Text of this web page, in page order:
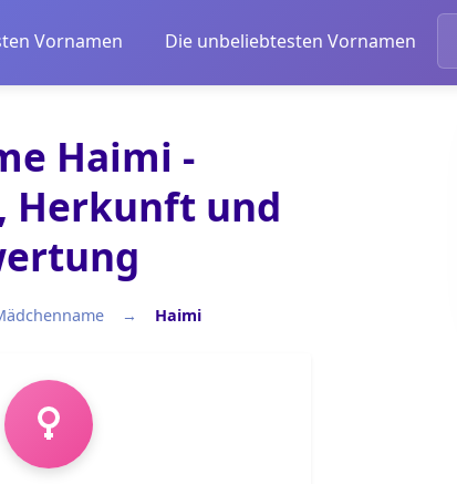
Vornamen Die unbeliebtesten Vornamen
Haimi -
Herkunft und
Haimi
Mädchenname